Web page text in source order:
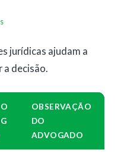
jurídicas ajudam a
a decisão.
OBSERVAÇÃO
DO
ADVOGADO